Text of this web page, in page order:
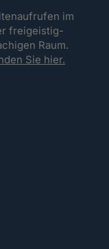
im
freigeistig-
Raum.
Sie hier.